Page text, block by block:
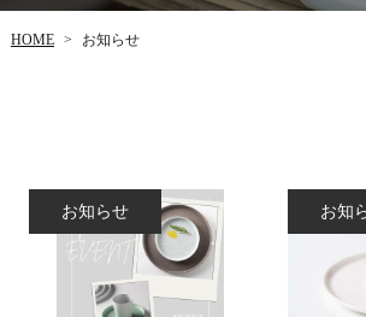
HOME > お知らせ
お知らせ お知